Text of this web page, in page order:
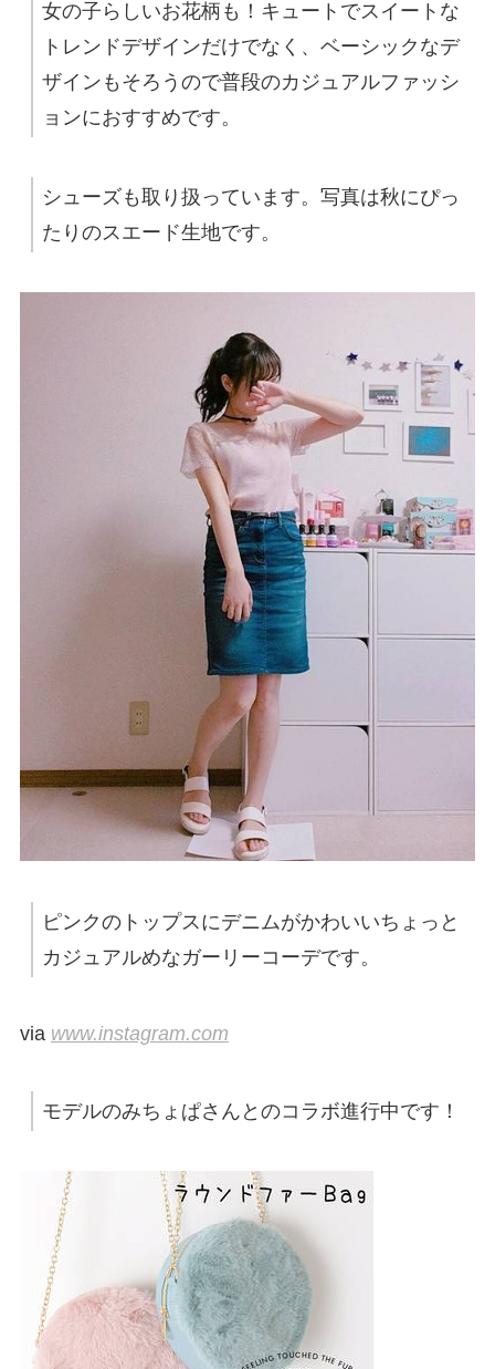
女の子らしいお花柄も！キュートでスイートな
トレンドデザインだけでなく、ベーシックなデ
ザインもそろうので普段のカジュアルファッシ
ョンにおすすめです。
シューズも取り扱っています。写真は秋にぴっ
たりのスエード生地です。
ピンクのトップスにデニムがかわいいちょっと
カジュアルめなガーリーコーデです。
via www.instagram.com
モデルのみちょぱさんとのコラボ進行中です！